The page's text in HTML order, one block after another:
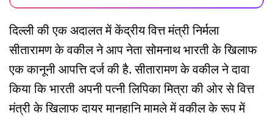
दिल्ली की एक अदालत में केंद्रीय वित्त मंत्री निर्मला
सीतारामण के वकील ने आप नेता सोमनाथ भारती के खिलाफ
एक कानूनी आपत्ति दर्ज की है. सीतारामण के वकील ने दावा
किया कि भारती अपनी पत्नी लिपिका मित्रा की ओर से वित्त
मंत्री के खिलाफ दायर मानहानि मामले में वकील के रूप में